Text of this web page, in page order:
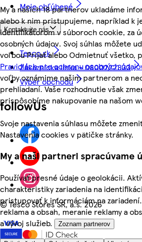
My a našich 18 partnerov ukladáme
alebo k nim pristupujeme, napríklad k
identifikátorom v súboroch cookie, za
osobných údajov. Svoj súhlas môžete
voľbou Prijať alebo Odmietnuť všetko,
Pravidlách pre ochranu osobných
voľby oznámime našim partnerom a
prehliadaní. Vaše rozhodnutie však
prispôsobíme nakupovanie na našom
Svoje nastavenia súhlasu môžete
Nastavenia cookies v pätičke stránky.
My a naši partneri spracúvame
Používať presné údaje o geolokácii.
charakteristiky zariadenia na
pristupovať k informáciám na
reklama a obsah, meranie reklamy a
a vývoj služieb.
Zoznam partnerov
Moje obľúbené
Kontaktujte nás
Tesco.sk
Zákaznícka linka - 0800222333
Výber obchodu
followUs
©Tesco Stores SR, a.s. 2026